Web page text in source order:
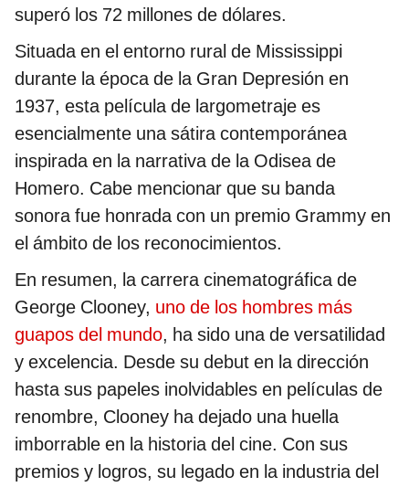
superó los 72 millones de dólares.
Situada en el entorno rural de Mississippi
durante la época de la Gran Depresión en
1937, esta película de largometraje es
esencialmente una sátira contemporánea
inspirada en la narrativa de la Odisea de
Homero. Cabe mencionar que su banda
sonora fue honrada con un premio Grammy en
el ámbito de los reconocimientos.
En resumen, la carrera cinematográfica de
George Clooney, uno de los hombres más
guapos del mundo, ha sido una de versatilidad
y excelencia. Desde su debut en la dirección
hasta sus papeles inolvidables en películas de
renombre, Clooney ha dejado una huella
imborrable en la historia del cine. Con sus
premios y logros, su legado en la industria del